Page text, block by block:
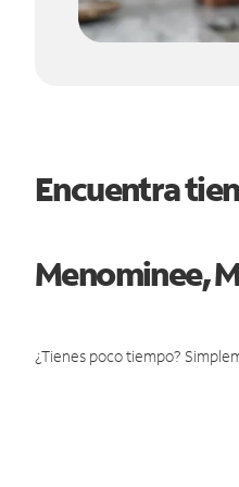
Encuentra
Menominee,
¿Tienes poco tiempo?